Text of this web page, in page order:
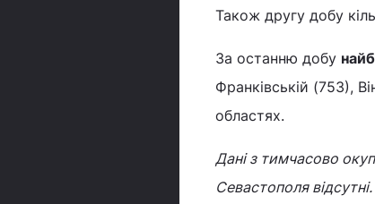
Також другу добу
За останню добу
Франківській (753),
областях.
Дані з тимчасово
Севастополя відсутні.